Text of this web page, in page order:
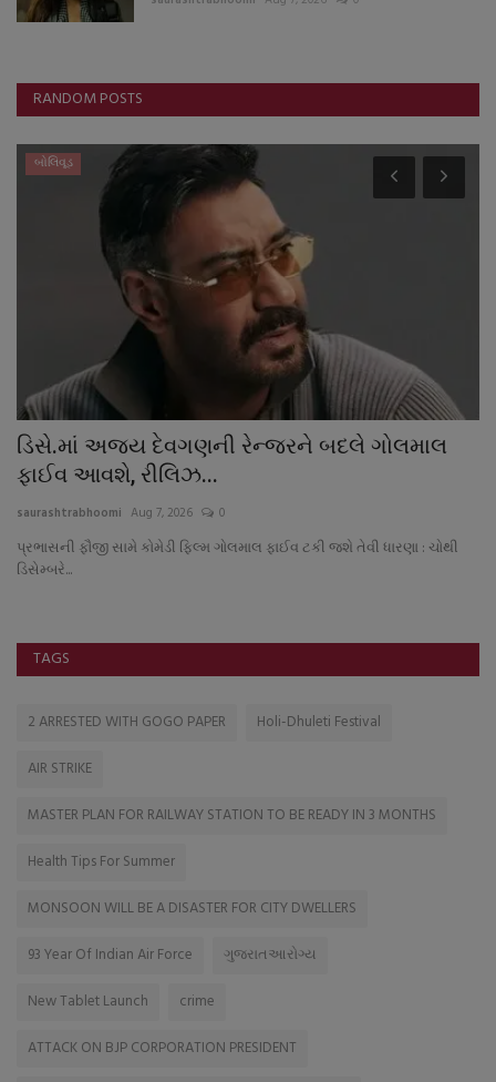
RANDOM POSTS
બોલિવૂડ
ડિસે.માં અજય દેવગણની રેન્જરને બદલે ગોલમાલ
ફાઈવ આવશે, રીલિઝ...
saurashtrabhoomi Aug 7, 2026 0
પ્રભાસની ફૌજી સામે કોમેડી ફિલ્મ ગોલમાલ ફાઈવ ટકી જશે તેવી ધારણા : ચોથી
ડિસેમ્બરે...
TAGS
2 ARRESTED WITH GOGO PAPER
Holi-Dhuleti Festival
AIR STRIKE
MASTER PLAN FOR RAILWAY STATION TO BE READY IN 3 MONTHS
Health Tips For Summer
MONSOON WILL BE A DISASTER FOR CITY DWELLERS
93 Year Of Indian Air Force
ગુજરાતઆરોગ્ય
New Tablet Launch
crime
ATTACK ON BJP CORPORATION PRESIDENT